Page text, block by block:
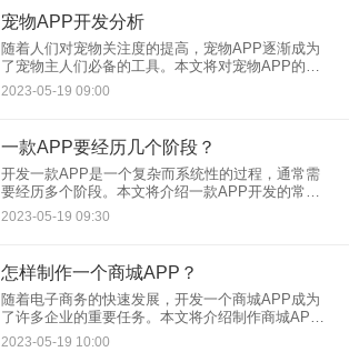
宠物APP开发分析
随着人们对宠物关注度的提高，宠物APP逐渐成为
了宠物主人们必备的工具。本文将对宠物APP的开
发进行分析，包括市场潜力、功能需求、用户体验
等方面，帮助开发者了解宠物APP的发展趋势和关
2023-05-19 09:00
一款APP要经历几个阶段？
开发一款APP是一个复杂而系统性的过程，通常需
要经历多个阶段。本文将介绍一款APP开发的常见
阶段，包括需求分析、设计、开发、测试和发布
等，帮助读者了解APP开发的整体流程。
2023-05-19 09:30
怎样制作一个商城APP？
随着电子商务的快速发展，开发一个商城APP成为
了许多企业的重要任务。本文将介绍制作商城APP
的基本步骤，包括需求分析、设计、开发、测试和
发布等，帮助读者了解如何成功制作一个商城
2023-05-19 10:00